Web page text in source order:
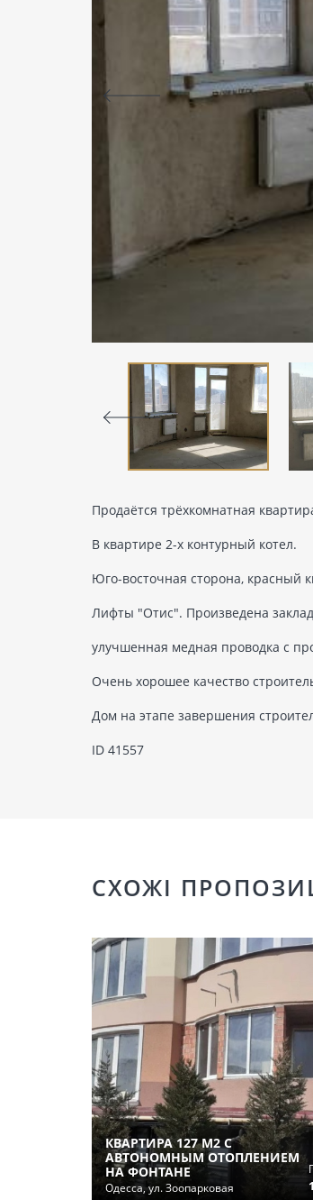
Продаётся трёхкомнатная
В квартире 2-х контурный котел.
Юго-восточная сторона, красный
Лифты "Отис". Произведена
улучшенная медная проводка с
Очень хорошее качество
Дом на этапе завершения
ID 41557
СХОЖІ
КВАРТИРА 127 М2 С
АВТОНОМНЫМ ОТОПЛЕНИЕМ
НА ФОНТАНЕ
Одесса, ул. Зоопарковая